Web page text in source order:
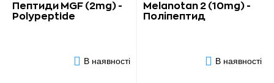
Пептиди MGF (2mg) -
Polypeptide
В наявності
Melanotan 2 (10mg) -
Поліпептид
В наявності